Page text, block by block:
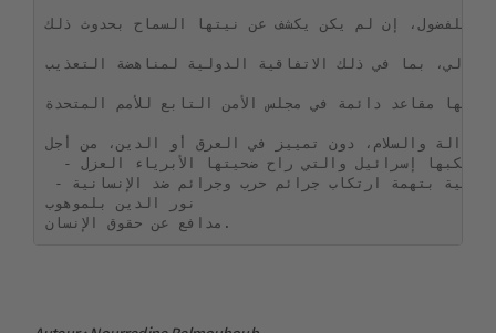
للفضول، إن لم يكن يكشف عن نيتها السماح بحدوث ذلك.
بما في ذلك الاتفاقية الدولية لمناهضة التعذيب.
مقاعد دائمة في مجلس الأمن التابع للأمم المتحدة.
والسلام، دون تمييز في العرق أو الدين، من أجل:
  - وقف الجرائم التي ترتكبها إسرائيل والتي راح ضحيتها الأبرياء العزل.
- تقديم بنيامين نتنياهو أمام المحكمة الجنائية الدولية بتهمة ارتكاب جرائم حرب وجرائم ضد الإنسانية.
نور الدين بلموهوب